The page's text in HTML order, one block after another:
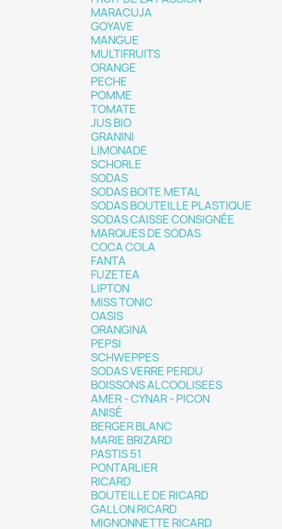
MARACUJA
GOYAVE
MANGUE
MULTIFRUITS
ORANGE
PECHE
POMME
TOMATE
JUS BIO
GRANINI
LIMONADE
SCHORLE
SODAS
SODAS BOITE METAL
SODAS BOUTEILLE PLASTIQUE
SODAS CAISSE CONSIGNÉE
MARQUES DE SODAS
COCA COLA
FANTA
FUZETEA
LIPTON
MISS TONIC
OASIS
ORANGINA
PEPSI
SCHWEPPES
SODAS VERRE PERDU
BOISSONS ALCOOLISEES
AMER - CYNAR - PICON
ANISÉ
BERGER BLANC
MARIE BRIZARD
PASTIS 51
PONTARLIER
RICARD
BOUTEILLE DE RICARD
GALLON RICARD
MIGNONNETTE RICARD